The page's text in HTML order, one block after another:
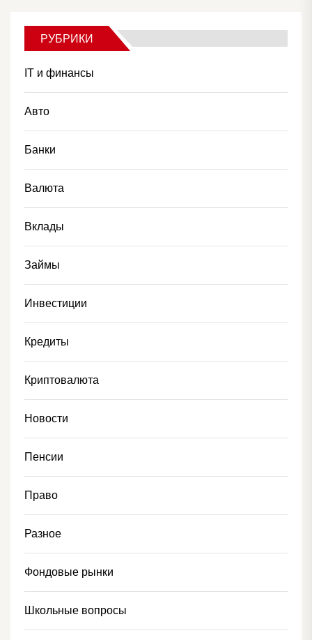
РУБРИКИ
IT и финансы
Авто
Банки
Валюта
Вклады
Займы
Инвестиции
Кредиты
Криптовалюта
Новости
Пенсии
Право
Разное
Фондовые рынки
Школьные вопросы